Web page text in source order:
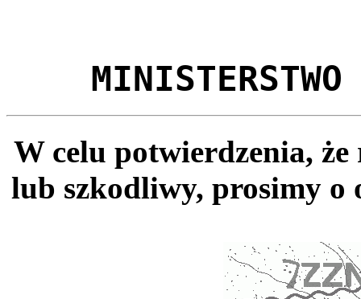
MINISTERSTWO
W celu potwierdzenia,
lub szkodliwy, prosimy o